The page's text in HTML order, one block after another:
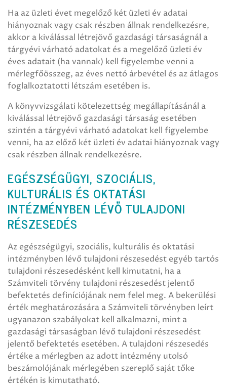
Ha az üzleti évet megelőző két üzleti év adatai
hiányoznak vagy csak részben állnak rendelkezésre,
akkor a kiválással létrejövő gazdasági társaságnál a
tárgyévi várható adatokat és a megelőző üzleti év
éves adatait (ha vannak) kell figyelembe venni a
mérlegfőösszeg, az éves nettó árbevétel és az átlagos
foglalkoztatotti létszám esetében is.
A könyvvizsgálati kötelezettség megállapításánál a
kiválással létrejövő gazdasági társaság esetében
szintén a tárgyévi várható adatokat kell figyelembe
venni, ha az előző két üzleti év adatai hiányoznak vagy
csak részben állnak rendelkezésre.
EGÉSZSÉGÜGYI, SZOCIÁLIS,
KULTURÁLIS ÉS OKTATÁSI
INTÉZMÉNYBEN LÉVŐ TULAJDONI
RÉSZESEDÉS
Az egészségügyi, szociális, kulturális és oktatási
intézményben lévő tulajdoni részesedést egyéb tartós
tulajdoni részesedésként kell kimutatni, ha a
Számviteli törvény tulajdoni részesedést jelentő
befektetés definíciójának nem felel meg. A bekerülési
érték meghatározására a Számviteli törvényben leírt
ugyanazon szabályokat kell alkalmazni, mint a
gazdasági társaságban lévő tulajdoni részesedést
jelentő befektetés esetében. A tulajdoni részesedés
értéke a mérlegben az adott intézmény utolsó
beszámolójának mérlegében szereplő saját tőke
értékén is kimutatható.